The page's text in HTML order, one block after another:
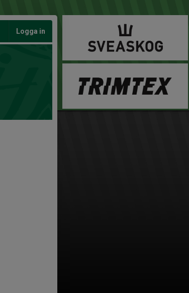
Logga in